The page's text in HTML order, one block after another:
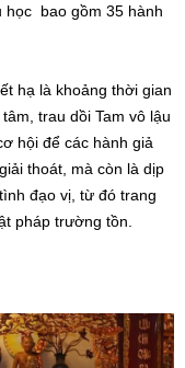
học bao gồm 35 hành
hạ là khoảng thời gian
trau dồi Tam vô lậu
hội để các hành giả
thoát, mà còn là dịp
đạo vị, từ đó trang
pháp trường tồn.